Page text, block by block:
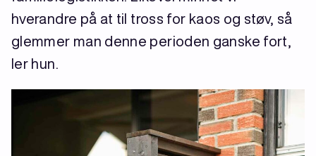
hverandre på at til tross for kaos og støv, så
glemmer man denne perioden ganske fort,
ler hun.